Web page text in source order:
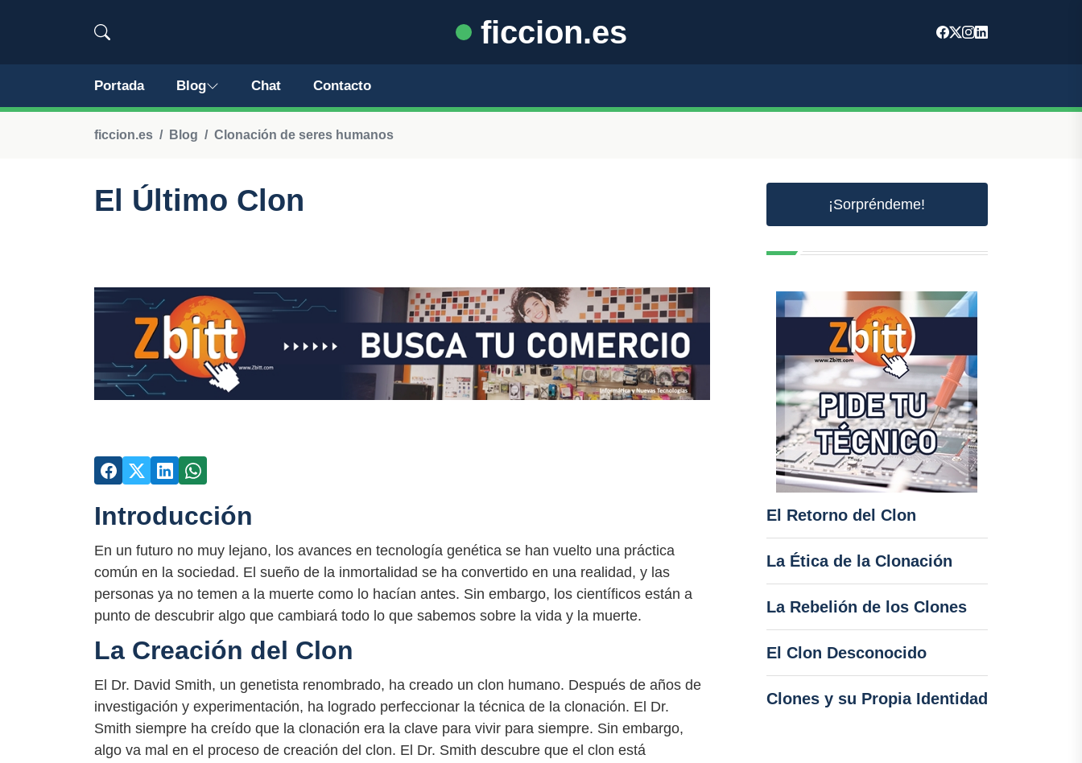
ficcion.es
Portada Blog Chat Contacto
ficcion.es Blog Clonación de seres humanos
El Último Clon
Introducción
En un futuro no muy lejano, los avances en tecnología genética se han vuelto una práctica
común en la sociedad. El sueño de la inmortalidad se ha convertido en una realidad, y las
personas ya no temen a la muerte como lo hacían antes. Sin embargo, los científicos están a
punto de descubrir algo que cambiará todo lo que sabemos sobre la vida y la muerte.
La Creación del Clon
El Dr. David Smith, un genetista renombrado, ha creado un clon humano. Después de años de
investigación y experimentación, ha logrado perfeccionar la técnica de la clonación. El Dr.
Smith siempre ha creído que la clonación era la clave para vivir para siempre. Sin embargo,
algo va mal en el proceso de creación del clon. El Dr. Smith descubre que el clon está
¡Sorpréndeme!
El Retorno del Clon
La Ética de la Clonación
La Rebelión de los Clones
El Clon Desconocido
Clones y su Propia Identidad